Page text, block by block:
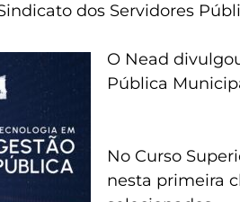
dos Servidores
O Nead
Pública
No Curso
nesta primeira